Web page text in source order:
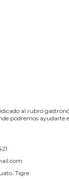
al rubro
podremos ayudarte
Tigre